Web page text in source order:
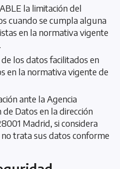
la limitación del
cuando se cumpla alguna
en la normativa vigente
los datos facilitados en
en la normativa vigente de
ante la Agencia
Datos en la dirección
Madrid, si considera
no trata sus datos conforme